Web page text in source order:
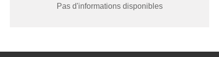
Pas d'informations disponibles